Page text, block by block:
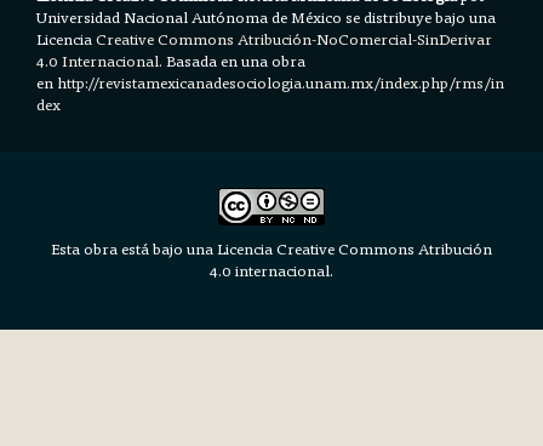
Universidad Nacional Autónoma de México se distribuye bajo una
LicenciaCreative Commons Atribución-NoComercial-SinDerivar
4.0 Internacional.Basada en una obra
en http://revistamexicanadesociologia.unam.mx/index.php/rms/in
dex
Esta obra está bajo una Licencia Creative Commons Atribución
4.0 internacional.